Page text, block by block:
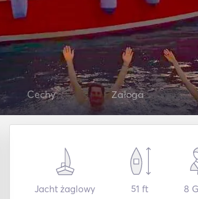
Cechy Załoga
Jacht żaglowy 51 ft 8